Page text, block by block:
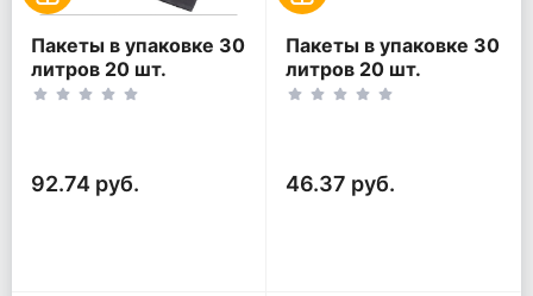
Пакеты в упаковке 30
литров 20 шт.
(20шт*2рул)
92.74 руб.
Пакеты в упаковке 30
литров 20 шт.
(20шт*1рул)
46.37 руб.